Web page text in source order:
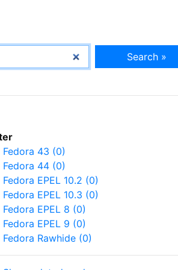
Search »
Fedora 43 (0)
Fedora 44 (0)
Fedora EPEL 10.2 (0)
Fedora EPEL 10.3 (0)
Fedora EPEL 8 (0)
Fedora EPEL 9 (0)
Fedora Rawhide (0)